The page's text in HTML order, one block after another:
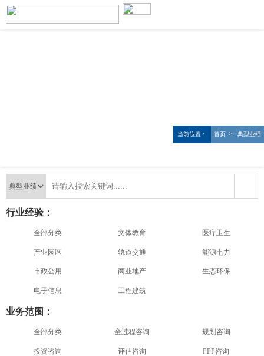
当前位置： 首页 > 典型业绩
行业经验：
全部分类 文体教育 医疗卫生
产业园区 轨道交通 能源电力
市政公用 商业地产 生态环保
电子信息 工程建筑
业务范围：
全部分类 全过程咨询 规划咨询
投资咨询 评估咨询 PPP咨询